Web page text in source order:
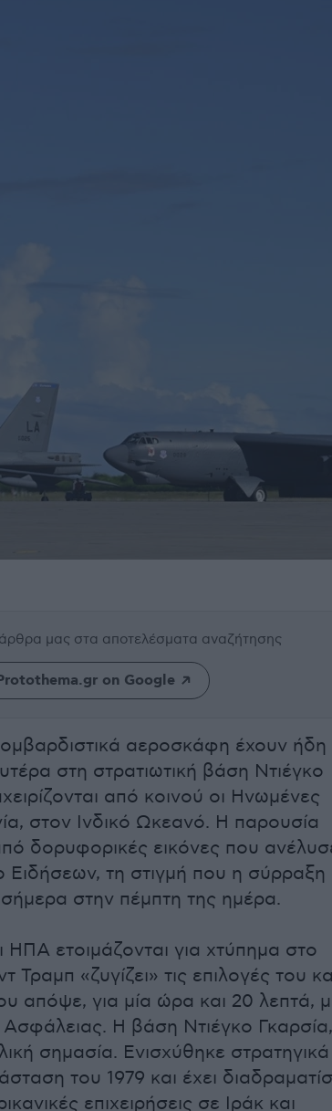
άρθρα μας στα αποτελέσματα αναζήτησης
on Google
αεροσκάφη έχουν ήδη
στη στρατιωτική βάση Ντιέγκο
από κοινού οι Ηνωμένες
στον Ινδικό Ωκεανό. Η παρουσία
δορυφορικές εικόνες που
Ειδήσεων, τη στιγμή που η σύρραξη
στην πέμπτη της ημέρα.
ετοιμάζονται για χτύπημα στο
«ζυγίζει» τις επιλογές του
απόψε, για μία ώρα και 20 λεπτά,
Η βάση Ντιέγκο Γκαρσία,
σημασία. Ενισχύθηκε στρατηγικά
του 1979 και έχει
επιχειρήσεις σε Ιράκ και